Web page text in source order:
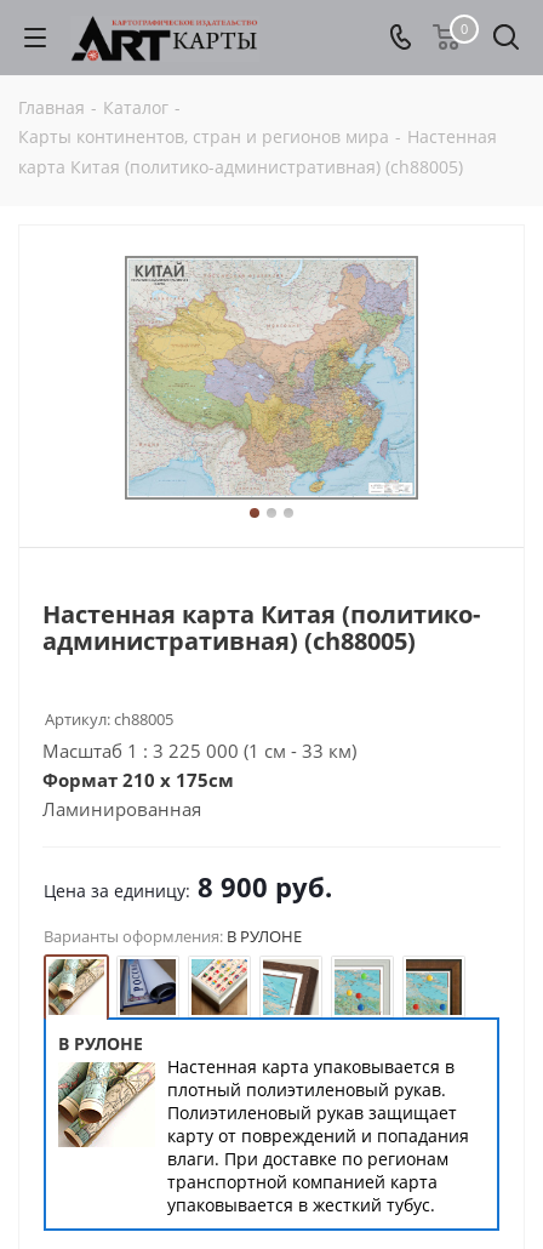
0
Главная - Каталог -
Карты континентов, стран и регионов мира - Настенная
карта Китая (политико-административная) (сh88005)
Настенная карта Китая (политико-
административная) (сh88005)
Артикул:ch88005
Масштаб 1 : 3 225 000 (1 см - 33 км)
Формат 210 x 175см
Ламинированная
Цена за единицу: 8 900 руб.
Варианты оформления: В РУЛОНЕ
В РУЛОНЕ
Настенная карта упаковывается в
плотный полиэтиленовый рукав.
Полиэтиленовый рукав защищает
карту от повреждений и попадания
влаги. При доставке по регионам
транспортной компанией карта
упаковывается в жесткий тубус.